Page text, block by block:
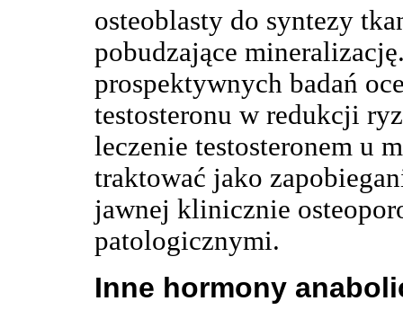
osteoblasty do syntezy
pobudzające
prospektywnych badań
testosteronu w redukcji
leczenie testosteronem u
traktować jako
jawnej klinicznie
patologicznymi.
Inne hormony